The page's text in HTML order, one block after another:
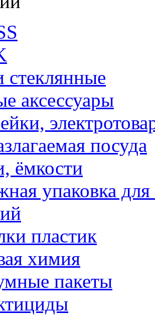
стеклянные
аксессуары
посуда
ёмкости
упаковка
пластик
химия
пакеты